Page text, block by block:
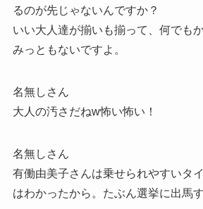
るのが先じゃないんですか？
いい大人達が揃いも揃って、何でも
みっともないですよ。
名無しさん
大人の汚さだねw怖い怖い！
名無しさん
有働由美子さんは乗せられやすいタ
はわかったから。たぶん選挙に出馬